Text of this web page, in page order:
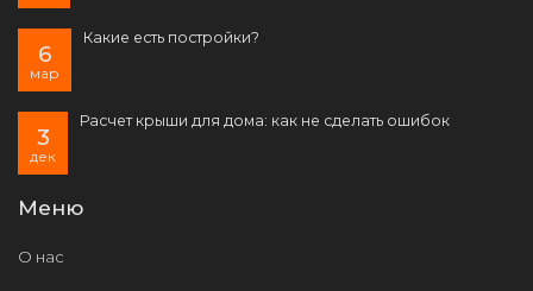
6
мар
Какие есть постройки?
3
дек
Расчет крыши для дома: как не сделать ошибок
Меню
О нас